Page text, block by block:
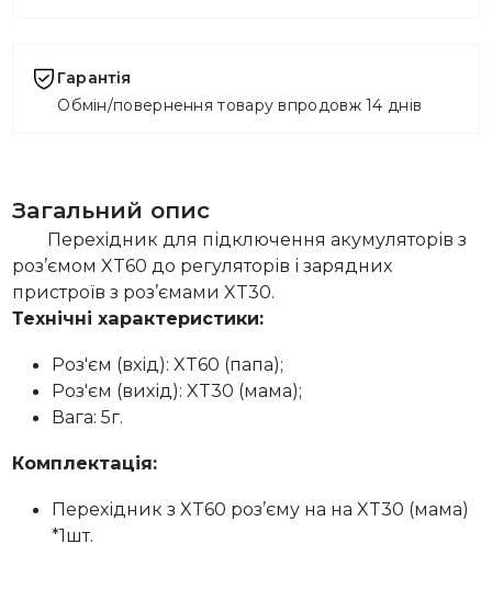
Гарантія
Обмін/повернення товару впродовж 14 днів
Загальний опис
Перехідник для підключення акумуляторів з
роз’ємом XT60 до регуляторів і зарядних
пристроїв з роз’ємами XT30.
Технічні характеристики:
Роз'єм (вхід): XT60 (папа);
Роз'єм (вихід): XT30 (мама);
Вага: 5г.
Комплектація:
Перехідник з XT60 роз’єму на на XT30 (мама)
*1шт.